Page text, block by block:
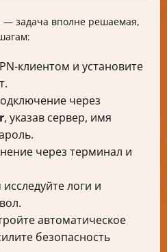
— задача вполне решаемая,
клиентом и установите
через
, указав сервер, имя
через терминал и
логи и
автоматическое
безопасность